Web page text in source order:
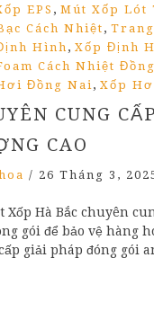
EPS , Mút Xốp Lót
Cách Nhiệt, Trang
Hình , Xốp Định
Cách Nhiệt
Đồng Nai , Xốp
CUNG
CAO
/ 26 Tháng 3,
Xốp Hà Bắc chuyên
gói để bảo vệ hàng
giải pháp đóng gói